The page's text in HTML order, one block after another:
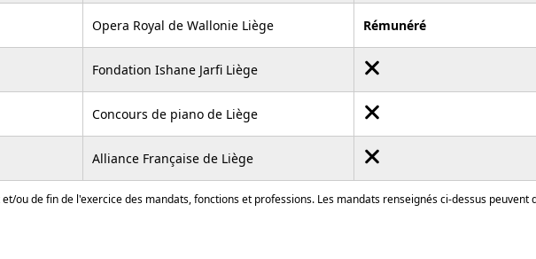
Opera Royal de Wallonie Liège Rémunéré
Fondation Ishane Jarfi Liège
Concours de piano de Liège
Alliance Française de Liège
ou de fin de l'exercice des mandats, fonctions et professions. Les mandats renseignés ci-dessus peuvent